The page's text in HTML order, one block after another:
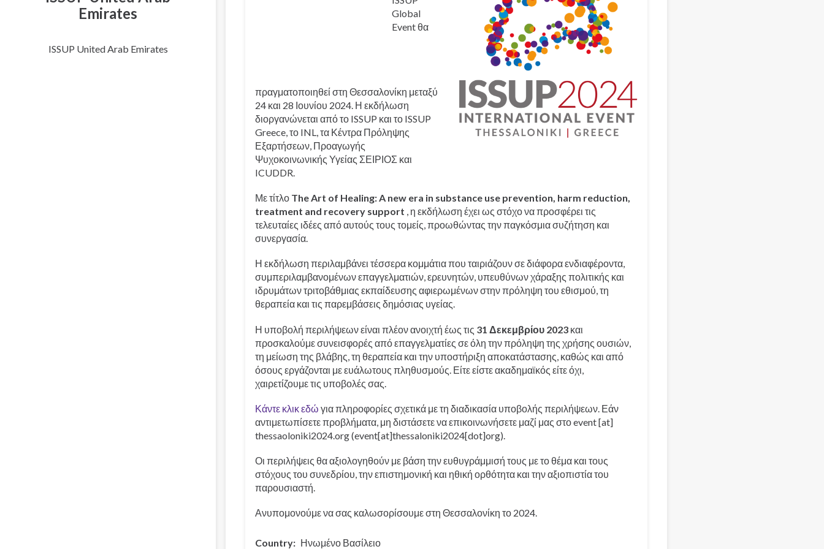
Emirates
ISSUP United Arab Emirates
Global
Event θα
πραγματοποιηθεί στη Θεσσαλονίκη μεταξύ
24 και 28 Ιουνίου 2024. Η εκδήλωση
διοργανώνεται από το ISSUP και το ISSUP
Greece, το INL, τα Κέντρα Πρόληψης
Εξαρτήσεων, Προαγωγής
Ψυχοκοινωνικής Υγείας ΣΕΙΡΙΟΣ και
ICUDDR.
Με τίτλο The Art of Healing: A new era in substance use prevention, harm reduction,
treatment and recovery support , η εκδήλωση έχει ως στόχο να προσφέρει τις
τελευταίες ιδέες από αυτούς τους τομείς, προωθώντας την παγκόσμια συζήτηση και
συνεργασία.
Η εκδήλωση περιλαμβάνει τέσσερα κομμάτια που ταιριάζουν σε διάφορα ενδιαφέροντα,
συμπεριλαμβανομένων επαγγελματιών, ερευνητών, υπευθύνων χάραξης πολιτικής και
ιδρυμάτων τριτοβάθμιας εκπαίδευσης αφιερωμένων στην πρόληψη του εθισμού, τη
θεραπεία και τις παρεμβάσεις δημόσιας υγείας.
Η υποβολή περιλήψεων είναι πλέον ανοιχτή έως τις 31 Δεκεμβρίου 2023 και
προσκαλούμε συνεισφορές από επαγγελματίες σε όλη την πρόληψη της χρήσης ουσιών,
τη μείωση της βλάβης, τη θεραπεία και την υποστήριξη αποκατάστασης, καθώς και από
όσους εργάζονται με ευάλωτους πληθυσμούς. Είτε είστε ακαδημαϊκός είτε όχι,
χαιρετίζουμε τις υποβολές σας.
Κάντε κλικ εδώ για πληροφορίες σχετικά με τη διαδικασία υποβολής περιλήψεων. Εάν
αντιμετωπίσετε προβλήματα, μη διστάσετε να επικοινωνήσετε μαζί μας στοevent[at]
thessaoloniki2024org(event[at]thessaloniki2024[dot]org)
Οι περιλήψεις θα αξιολογηθούν με βάση την ευθυγράμμισή τους με το θέμα και τους
στόχους του συνεδρίου, την επιστημονική και ηθική ορθότητα και την αξιοπιστία του
παρουσιαστή.
Ανυπομονούμε να σας καλωσορίσουμε στη Θεσσαλονίκη το 2024.
Country Ηνωμένο Βασίλειο